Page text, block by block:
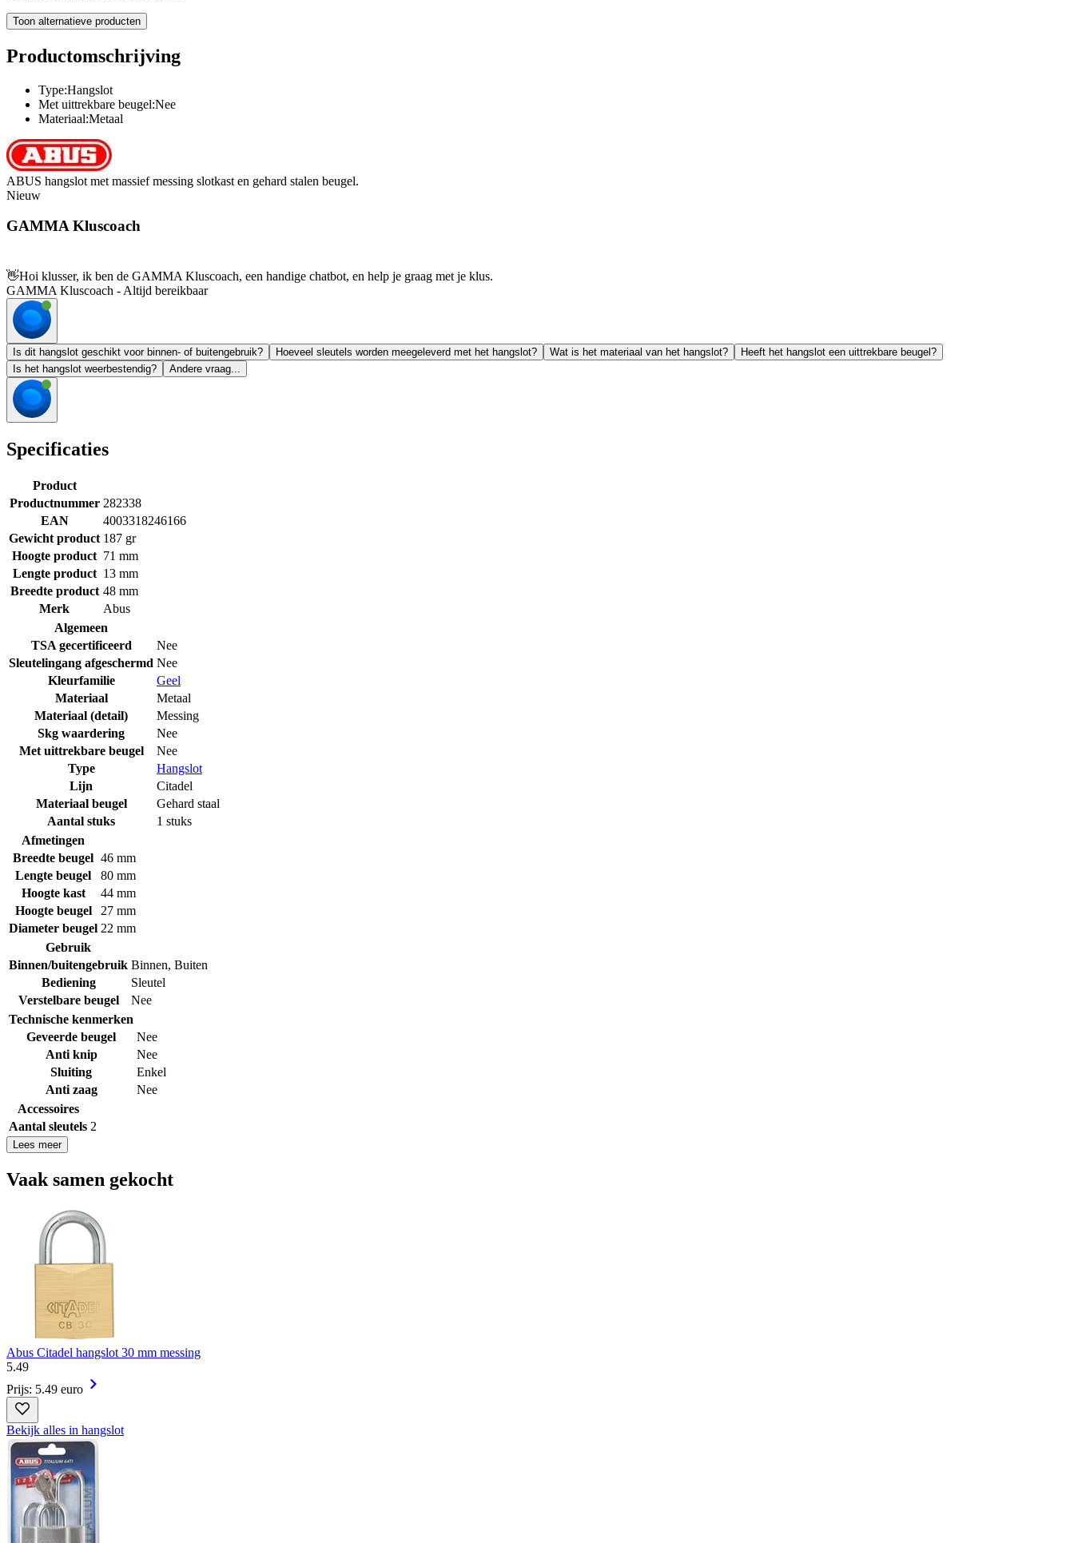
Toon alternatieve producten
Productomschrijving
Type:Hangslot
Met uittrekbare beugel:Nee
Materiaal:Metaal
ABUS hangslot met massief messing slotkast en gehard stalen beugel.
Nieuw
GAMMA Kluscoach
👋Hoi klusser, ik ben de GAMMA Kluscoach, een handige chatbot, en help je graag met je klus.
GAMMA Kluscoach - Altijd bereikbaar
Is dit hangslot geschikt voor binnen- of buitengebruik? Hoeveel sleutels worden meegeleverd met het hangslot? Wat is het materiaal van het hangslot?
Heeft het hangslot een uittrekbare beugel?
Is het hangslot weerbestendig?
Andere vraag...
Specificaties
Product
Productnummer 282338
EAN
4003318246166
Gewicht product 187 gr
Hoogte product 71 mm
Lengte product 13 mm
Breedte product 48 mm
Merk
Abus
Algemeen
TSA gecertificeerd
Nee
Sleutelingang afgeschermd Nee
Kleurfamilie
Geel
Materiaal
Metaal
Materiaal (detail)
Messing
Skg waardering
Nee
Met uittrekbare beugel
Nee
Type
Hangslot
Lijn
Citadel
Materiaal beugel
Gehard staal
Aantal stuks
1 stuks
Afmetingen
Breedte beugel 46 mm
Lengte beugel
80 mm
Hoogte kast
44 mm
Hoogte beugel
27 mm
Diameter beugel 22 mm
Gebruik
Binnen/buitengebruik Binnen, Buiten
Bediening
Sleutel
Verstelbare beugel
Nee
Technische kenmerken
Geveerde beugel
Nee
Anti knip
Nee
Sluiting
Enkel
Anti zaag
Nee
Accessoires
Aantal sleutels 2
Lees meer
Vaak samen gekocht
Abus Citadel hangslot 30 mm messing
5.49
Prijs: 5.49 euro
Bekijk alles in hangslot